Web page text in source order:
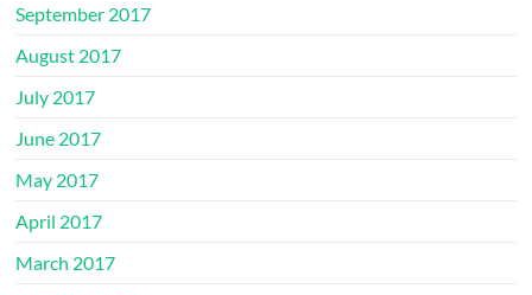
September 2017
August 2017
July 2017
June 2017
May 2017
April 2017
March 2017